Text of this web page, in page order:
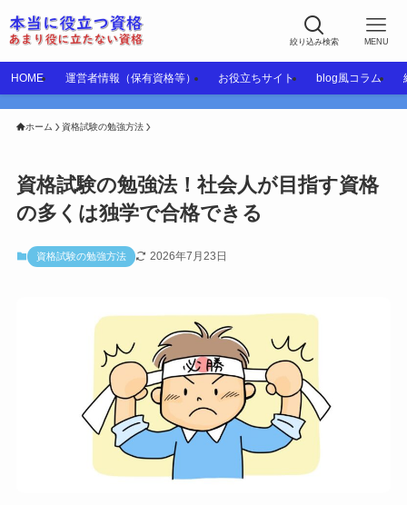
絞り込み検索 MENU
HOME 運営者情報（保有資格等） お役立ちサイト blog風コラム
ホーム 資格試験の勉強方法
資格試験の勉強法！社会人が目指す資格
の多くは独学で合格できる
資格試験の勉強方法 2026年7月23日